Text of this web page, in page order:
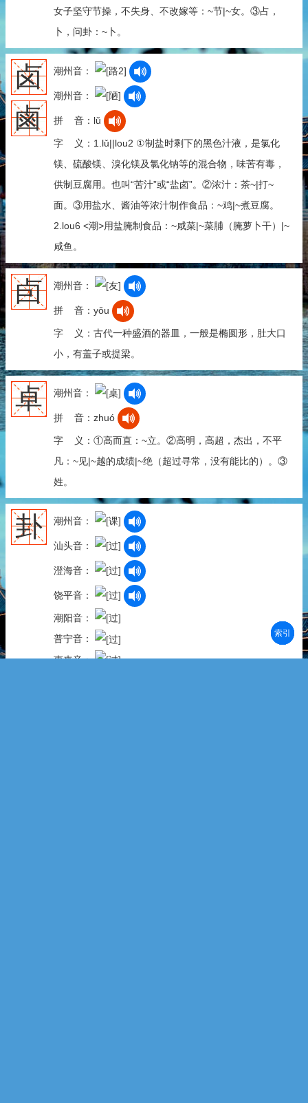
女子坚守节操，不失身、不改嫁等：~节|~女。③占，
卜，问卦：~卜。
卤
鹵
潮州音：
潮州音：
拼 音：lǔ
字 义：1.lǔ||lou2 ①制盐时剩下的黑色汁液，是氯化
镁、硫酸镁、溴化镁及氯化钠等的混合物，味苦有毒，
供制豆腐用。也叫“苦汁”或“盐卤”。②浓汁：茶~|打~
面。③用盐水、酱油等浓汁制作食品：~鸡|~煮豆腐。
2.lou6 <潮>用盐腌制食品：~咸菜|~菜脯（腌萝卜干）|~
咸鱼。
卣 潮州音：
拼 音：yǒu
字 义：古代一种盛酒的器皿，一般是椭圆形，肚大口
小，有盖子或提梁。
卓 潮州音：
拼 音：zhuó
字 义：①高而直：~立。②高明，高超，杰出，不平
凡：~见|~越的成绩|~绝（超过寻常，没有能比的）。③
姓。
卦 潮州音：
汕头音：
澄海音：
饶平音：
潮阳音：
普宁音：
惠来音：
部首
笔划
拼音
潮拼